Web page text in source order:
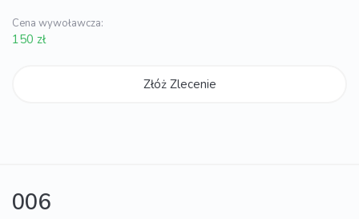
Cena wywoławcza:
150 zł
Złóż Zlecenie
006